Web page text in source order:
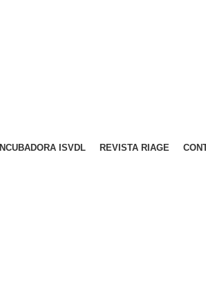
ISVDL REVISTA RIAGE